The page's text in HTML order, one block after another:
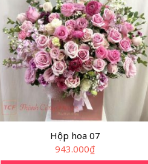
Hộp hoa 07
943.000₫